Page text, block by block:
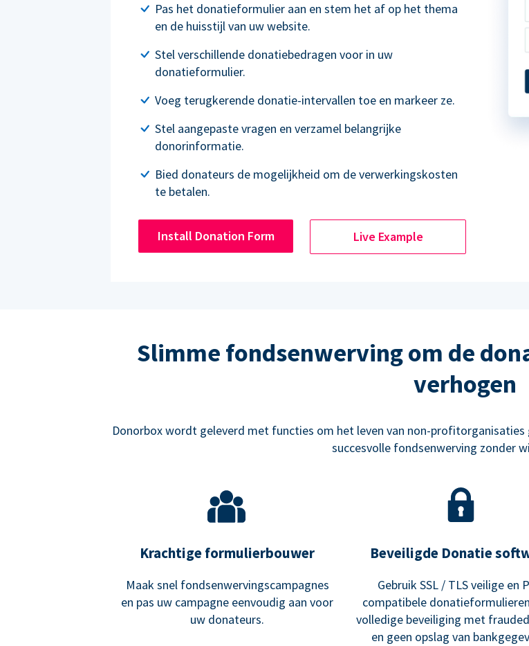
Pas het donatieformulier aan en stem het af op het thema
en de huisstijl van uw website.
Stel verschillende donatiebedragen voor in uw
donatieformulier.
Voeg terugkerende donatie-intervallen toe en markeer ze.
Stel aangepaste vragen en verzamel belangrijke
donorinformatie.
Bied donateurs de mogelijkheid om de verwerkingskosten
te betalen.
Install Donation Form Live Example
Slimme fondsenwerving om de
verhogen
Donorbox wordt geleverd met functies om het leven van non-
succesvolle fondsenwerving zonder
Krachtige formulierbouwer
Maak snel fondsenwervingscampagnes
en pas uw campagne eenvoudig aan voor
uw donateurs.
Beveiligde Donatie
Gebruik SSL / TLS veilige en
compatibele
volledige beveiliging met
en geen opslag van